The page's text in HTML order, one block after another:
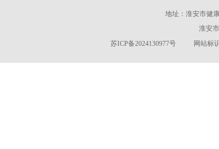
地址：淮安市健
淮安
苏ICP备2024130977号 网站标